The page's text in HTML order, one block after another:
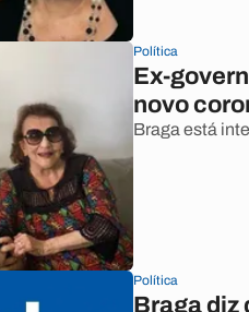
Política
Ex-
novo
Braga está
Política
Braga diz